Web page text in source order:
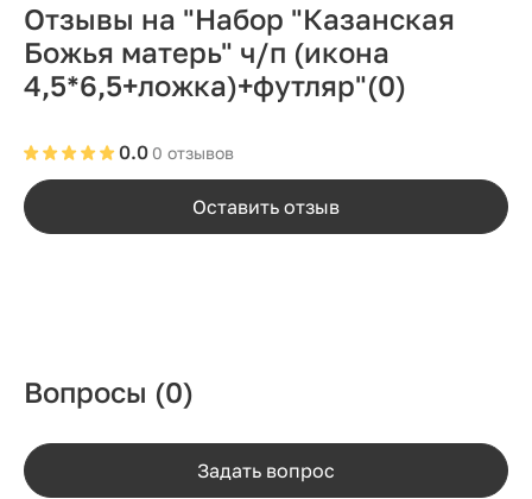
Отзывы на "Набор "Казанская
Божья матерь" ч/п (икона
4,5*6,5+ложка)+футляр"(0)
0 отзывов
0.0
Оставить отзыв
Вопросы (0)
Задать вопрос